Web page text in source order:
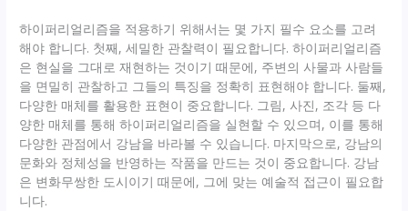
하이퍼리얼리즘을 적용하기 위해서는 몇 가지 필수 요소를 고려
해야 합니다. 첫째, 세밀한 관찰력이 필요합니다. 하이퍼리얼리즘
은 현실을 그대로 재현하는 것이기 때문에, 주변의 사물과 사람들
을 면밀히 관찰하고 그들의 특징을 정확히 표현해야 합니다. 둘째,
다양한 매체를 활용한 표현이 중요합니다. 그림, 사진, 조각 등 다
양한 매체를 통해 하이퍼리얼리즘을 실현할 수 있으며, 이를 통해
다양한 관점에서 강남을 바라볼 수 있습니다. 마지막으로, 강남의
문화와 정체성을 반영하는 작품을 만드는 것이 중요합니다. 강남
은 변화무쌍한 도시이기 때문에, 그에 맞는 예술적 접근이 필요합
니다.